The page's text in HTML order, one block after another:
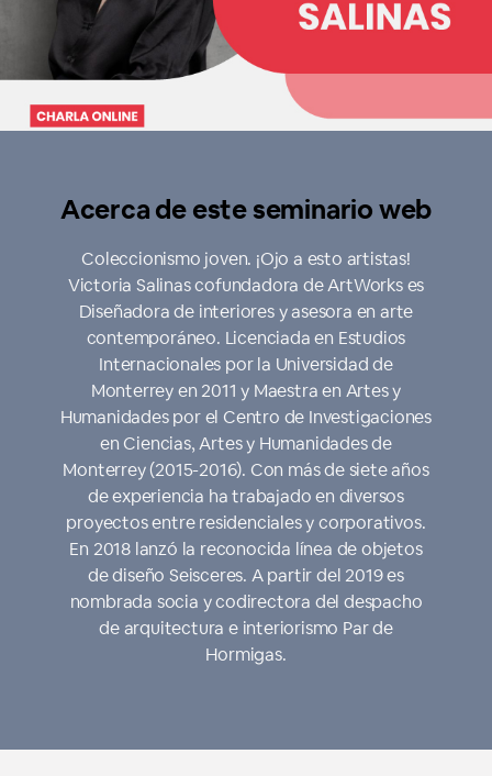
Acerca de este seminario web
Coleccionismo joven. ¡Ojo a esto artistas!
Victoria Salinas cofundadora de ArtWorks es
Diseñadora de interiores y asesora en arte
contemporáneo. Licenciada en Estudios
Internacionales por la Universidad de
Monterrey en 2011 y Maestra en Artes y
Humanidades por el Centro de Investigaciones
en Ciencias, Artes y Humanidades de
Monterrey (2015-2016). Con más de siete años
de experiencia ha trabajado en diversos
proyectos entre residenciales y corporativos.
En 2018 lanzó la reconocida línea de objetos
de diseño Seisceres. A partir del 2019 es
nombrada socia y codirectora del despacho
de arquitectura e interiorismo Par de
Hormigas.